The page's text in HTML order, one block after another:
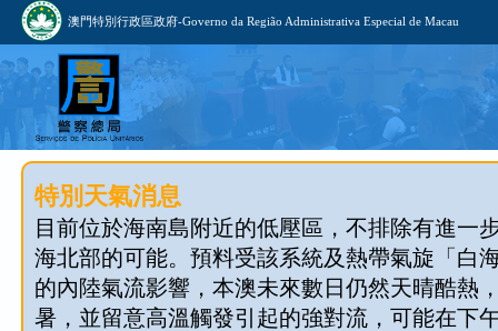
澳門特別行政區政府-Governo da Região Administrativa Especial de Macau
特別天氣消息
目前位於海南島附近的低壓區，不排除有進一
海北部的可能。預料受該系統及熱帶氣旋「白
的內陸氣流影響，本澳未來數日仍然天晴酷熱
暑，並留意高溫觸發引起的強對流，可能在下